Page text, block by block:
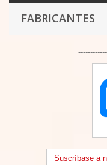
FABRICANTES
Suscríbase a